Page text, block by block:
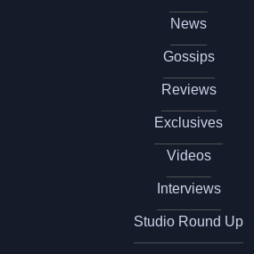
News
Gossips
Reviews
Exclusives
Videos
Interviews
Studio Round Up